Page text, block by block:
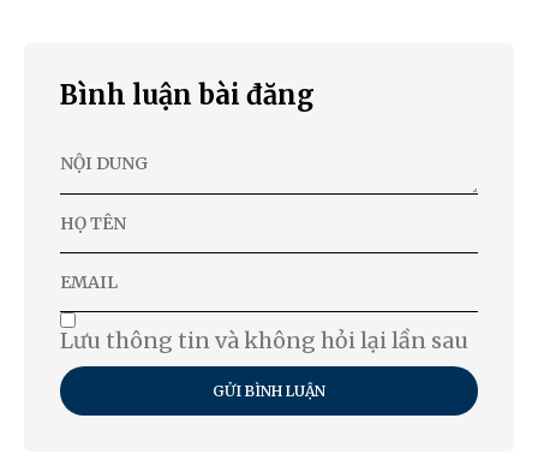
Bình luận bài đăng
Lưu thông tin và không hỏi lại lần sau
GỬI BÌNH LUẬN